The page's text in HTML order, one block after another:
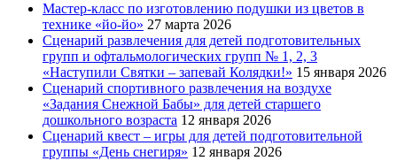
Мастер-класс по изготовлению подушки из цветов в
технике «йо-йо» 27 марта 2026
Сценарий развлечения для детей подготовительных
групп и офтальмологических групп № 1, 2, 3
«Наступили Святки – запевай Колядки!» 15 января 2026
Сценарий спортивного развлечения на воздухе
«Задания Снежной Бабы» для детей старшего
дошкольного возраста 12 января 2026
Сценарий квест – игры для детей подготовительной
группы «День снегиря» 12 января 2026